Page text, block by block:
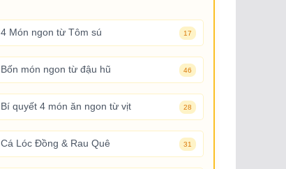
4 Món ngon từ Tôm sú 17
Bốn món ngon từ đậu hũ 46
Bí quyết 4 món ăn ngon từ vịt 28
Cá Lóc Đồng & Rau Quê 31